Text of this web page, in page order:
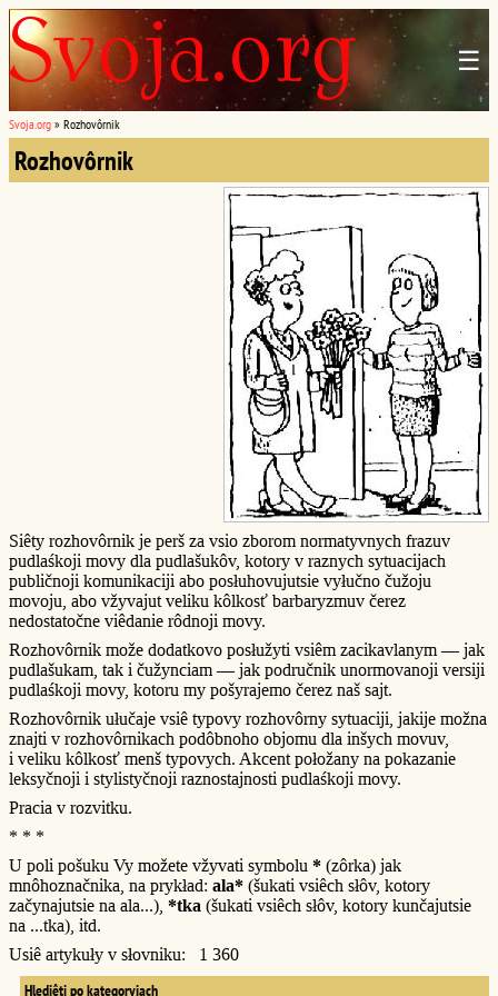
☰
Svoja.org » Rozhovôrnik
Rozhovôrnik
Siêty rozhovôrnik je perš za vsio zborom normatyvnych frazuv
pudlaśkoji movy dla pudlašukôv, kotory v raznych sytuacijach
publičnoji komunikaciji abo posłuhovujutsie vyłučno čužoju
movoju, abo vžyvajut veliku kôlkosť barbaryzmuv čerez
nedostatočne viêdanie rôdnoji movy.
Rozhovôrnik može dodatkovo posłužyti vsiêm zacikavlanym — jak
pudlašukam, tak i čužynciam — jak područnik unormovanoji versiji
pudlaśkoji movy, kotoru my pošyrajemo čerez naš sajt.
Rozhovôrnik ułučaje vsiê typovy rozhovôrny sytuaciji, jakije možna
znajti v rozhovôrnikach podôbnoho objomu dla inšych movuv,
i veliku kôlkosť menš typovych. Akcent połožany na pokazanie
leksyčnoji i stylistyčnoji raznostajnosti pudlaśkoji movy.
Pracia v rozvitku.
* * *
U poli pošuku Vy možete vžyvati symbolu * (zôrka) jak
mnôhoznačnika, na prykład: ala* (šukati vsiêch słôv, kotory
začynajutsie na ala...), *tka (šukati vsiêch słôv, kotory kunčajutsie
na ...tka), itd.
Usiê artykuły v słovniku: 1 360
Hlediêti po kategoryjach